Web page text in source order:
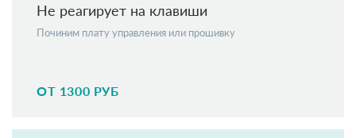
Не реагирует на клавиши
Починим плату управления или прошивку
ОТ 1300 РУБ